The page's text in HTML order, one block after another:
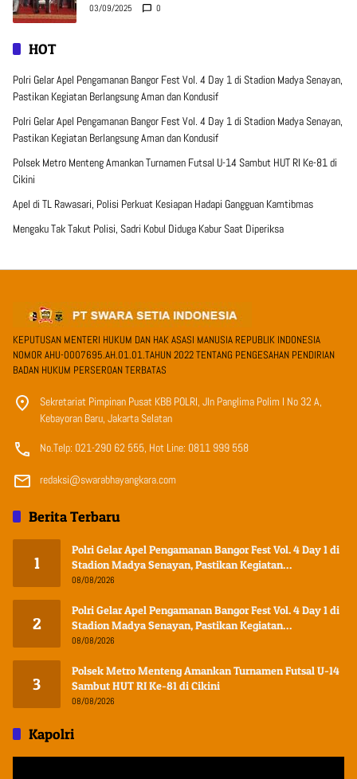
03/09/2025 0
HOT
Polri Gelar Apel Pengamanan Bangor Fest Vol. 4 Day 1 di Stadion Madya Senayan,
Pastikan Kegiatan Berlangsung Aman dan Kondusif
Polri Gelar Apel Pengamanan Bangor Fest Vol. 4 Day 1 di Stadion Madya Senayan,
Pastikan Kegiatan Berlangsung Aman dan Kondusif
Polsek Metro Menteng Amankan Turnamen Futsal U-14 Sambut HUT RI Ke-81 di
Cikini
Apel di TL Rawasari, Polisi Perkuat Kesiapan Hadapi Gangguan Kamtibmas
Mengaku Tak Takut Polisi, Sadri Kobul Diduga Kabur Saat Diperiksa
KEPUTUSAN MENTERI HUKUM DAN HAK ASASI MANUSIA REPUBLIK INDONESIA
NOMOR AHU-0007695.AH.01.01.TAHUN 2022 TENTANG PENGESAHAN PENDIRIAN
BADAN HUKUM PERSEROAN TERBATAS
Sekretariat Pimpinan Pusat KBB POLRI, Jln Panglima Polim I No 32 A,
Kebayoran Baru, Jakarta Selatan
No.Telp: 021-290 62 555, Hot Line: 0811 999 558
redaksi@swarabhayangkara.com
Berita Terbaru
1
Polri Gelar Apel Pengamanan Bangor Fest Vol. 4 Day 1 di
Stadion Madya Senayan, Pastikan Kegiatan
Berlangsung Aman dan Kondusif
08/08/2026
2
Polri Gelar Apel Pengamanan Bangor Fest Vol. 4 Day 1 di
Stadion Madya Senayan, Pastikan Kegiatan
Berlangsung Aman dan Kondusif
08/08/2026
3
Polsek Metro Menteng Amankan Turnamen Futsal U-14
Sambut HUT RI Ke-81 di Cikini
08/08/2026
Kapolri